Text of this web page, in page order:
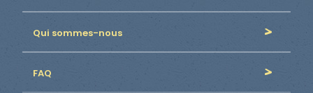
Qui sommes-nous
FAQ